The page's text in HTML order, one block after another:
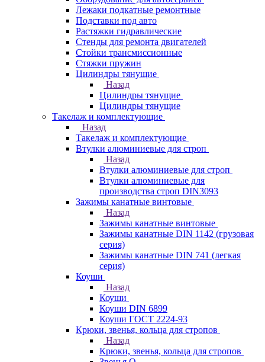
Лежаки подкатные ремонтные
Подставки под авто
Растяжки гидравлические
Стенды для ремонта двигателей
Стойки трансмиссионные
Стяжки пружин
Цилиндры тянущие
Назад
Цилиндры тянущие
Цилиндры тянущие
Такелаж и комплектующие
Назад
Такелаж и комплектующие
Втулки алюминиевые для строп
Назад
Втулки алюминиевые для строп
Втулки алюминиевые для
производства строп DIN3093
Зажимы канатные винтовые
Назад
Зажимы канатные винтовые
Зажимы канатные DIN 1142 (грузовая
серия)
Зажимы канатные DIN 741 (легкая
серия)
Коуши
Назад
Коуши
Коуши DIN 6899
Коуши ГОСТ 2224-93
Крюки, звенья, кольца для стропов
Назад
Крюки, звенья, кольца для стропов